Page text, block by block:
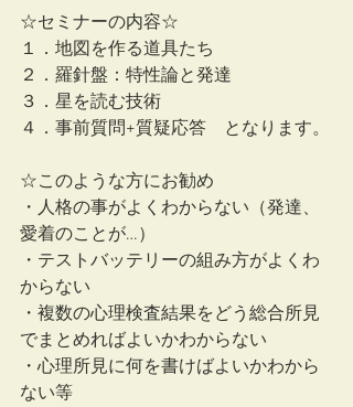
☆セミナーの内容☆
１．地図を作る道具たち
２．羅針盤：特性論と発達
３．星を読む技術
４．事前質問+質疑応答　となります。
☆このような方にお勧め
・人格の事がよくわからない（発達、
愛着のことが…）
・テストバッテリーの組み方がよくわ
からない
・複数の心理検査結果をどう総合所見
でまとめればよいかわからない
・心理所見に何を書けばよいかわから
ない等